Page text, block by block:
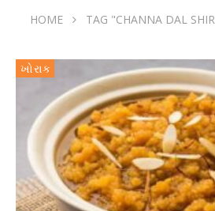
HOME TAG "CHANNA DAL
ખોરાક